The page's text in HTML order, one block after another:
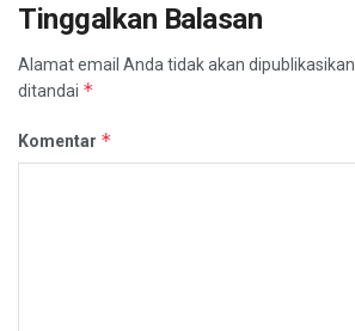
Tinggalkan Balasan
Alamat email Anda tidak akan dipublikasikan.
ditandai *
Komentar *